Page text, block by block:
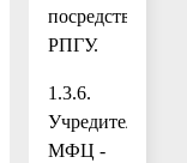
посредством
РПГУ.
1.3.6.
Учредитель
МФЦ -